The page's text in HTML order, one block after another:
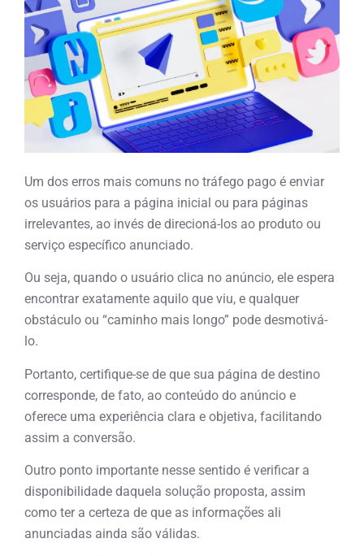
Um dos erros mais comuns no tráfego pago é enviar
os usuários para a página inicial ou para páginas
irrelevantes, ao invés de direcioná-los ao produto ou
serviço específico anunciado.
Ou seja, quando o usuário clica no anúncio, ele espera
encontrar exatamente aquilo que viu, e qualquer
obstáculo ou “caminho mais longo” pode desmotivá-
lo.
Portanto, certifique-se de que sua página de destino
corresponde, de fato, ao conteúdo do anúncio e
oferece uma experiência clara e objetiva, facilitando
assim a conversão.
Outro ponto importante nesse sentido é verificar a
disponibilidade daquela solução proposta, assim
como ter a certeza de que as informações ali
anunciadas ainda são válidas.